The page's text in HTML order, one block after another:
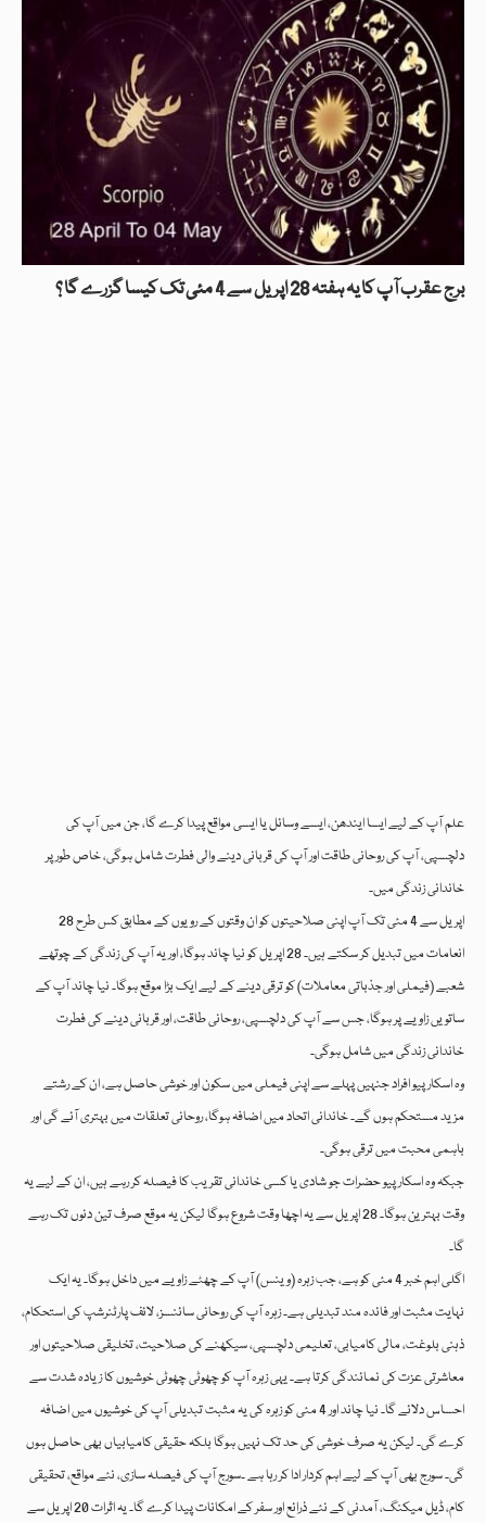
برج عقرب آپ کا یہ ہفتہ 28 اپریل سے 4 مئی تک کیسا گزرے گا ؟
علم آپ کے لیے ایسا ایندھن، ایسے وسائل یا ایسی مواقع پیدا کرے گا، جن میں آپ کی
دلچسپی، آپ کی روحانی طاقت اور آپ کی قربانی دینے والی فطرت شامل ہوگی، خاص طور پر
خاندانی زندگی میں۔
28 اپریل سے 4 مئی تک آپ اپنی صلاحیتوں کو ان وقتوں کے رویوں کے مطابق کس طرح
انعامات میں تبدیل کر سکتے ہیں۔ 28 اپریل کو نیا چاند ہوگا، اور یہ آپ کی زندگی کے چوتھے
شعبے (فیملی اور جذباتی معاملات) کو ترقی دینے کے لیے ایک بڑا موقع ہوگا۔ نیا چاند آپ کے
ساتویں زاویے پر ہوگا، جس سے آپ کی دلچسپی، روحانی طاقت، اور قربانی دینے کی فطرت
خاندانی زندگی میں شامل ہوگی۔
وہ اسکارپیو افراد جنہیں پہلے سے اپنی فیملی میں سکون اور خوشی حاصل ہے، ان کے رشتے
مزید مستحکم ہوں گے۔ خاندانی اتحاد میں اضافہ ہوگا، روحانی تعلقات میں بہتری آئے گی اور
باہمی محبت میں ترقی ہوگی۔
جبکہ وہ اسکارپیو حضرات جو شادی یا کسی خاندانی تقریب کا فیصلہ کر رہے ہیں، ان کے لیے یہ
وقت بہترین ہوگا۔ 28 اپریل سے یہ اچھا وقت شروع ہوگا لیکن یہ موقع صرف تین دنوں تک رہے
گا۔
اگلی اہم خبر 4 مئی کو ہے، جب زہرہ (وینس) آپ کے چھٹے زاویے میں داخل ہوگا۔ یہ ایک
نہایت مثبت اور فائدہ مند تبدیلی ہے۔ زہرہ آپ کی روحانی سائنسز، لائف پارٹنرشپ کی استحکام،
ذہنی بلوغت، مالی کامیابی، تعلیمی دلچسپی، سیکھنے کی صلاحیت، تخلیقی صلاحیتوں اور
معاشرتی عزت کی نمائندگی کرتا ہے۔ یہی زہرہ آپ کو چھوٹی چھوٹی خوشیوں کا زیادہ شدت سے
احساس دلائے گا۔ نیا چاند اور 4 مئی کو زہرہ کی یہ مثبت تبدیلی آپ کی خوشیوں میں اضافہ
کرے گی۔ لیکن یہ صرف خوشی کی حد تک نہیں ہوگا بلکہ حقیقی کامیابیاں بھی حاصل ہوں
گی۔ سورج بھی آپ کے لیے اہم کردار ادا کر رہا ہے ۔سورج آپ کی فیصلہ سازی، نئے مواقع، تحقیقی
کام، ڈیل میکنگ، آمدنی کے نئے ذرائع اور سفر کے امکانات پیدا کرے گا۔ یہ اثرات 20 اپریل سے